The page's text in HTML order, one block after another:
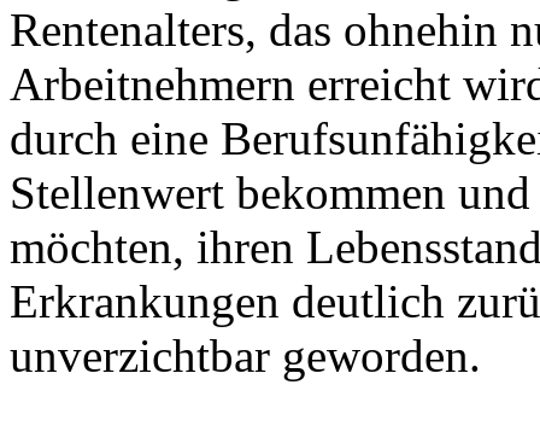
Rentenalters, das ohnehin
Arbeitnehmern erreicht
durch eine
Stellenwert bekommen
möchten, ihren
Erkrankungen deutlich
unverzichtbar geworden.